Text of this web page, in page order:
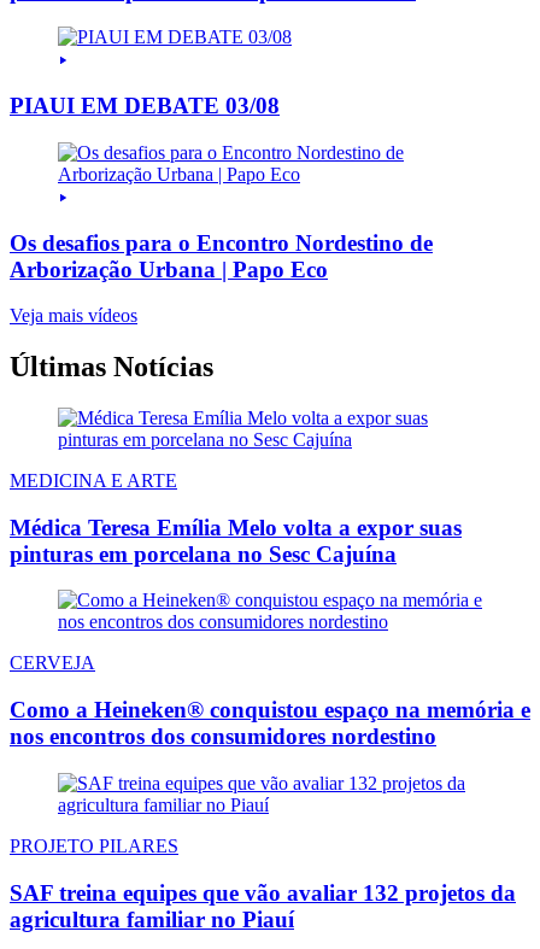
PIAUI EM DEBATE 03/08
Os desafios para o Encontro Nordestino de
Arborização Urbana | Papo Eco
Veja mais vídeos
Últimas Notícias
MEDICINA E ARTE
Médica Teresa Emília Melo volta a expor suas
pinturas em porcelana no Sesc Cajuína
CERVEJA
Como a Heineken® conquistou espaço na memória e
nos encontros dos consumidores nordestino
PROJETO PILARES
SAF treina equipes que vão avaliar 132 projetos da
agricultura familiar no Piauí